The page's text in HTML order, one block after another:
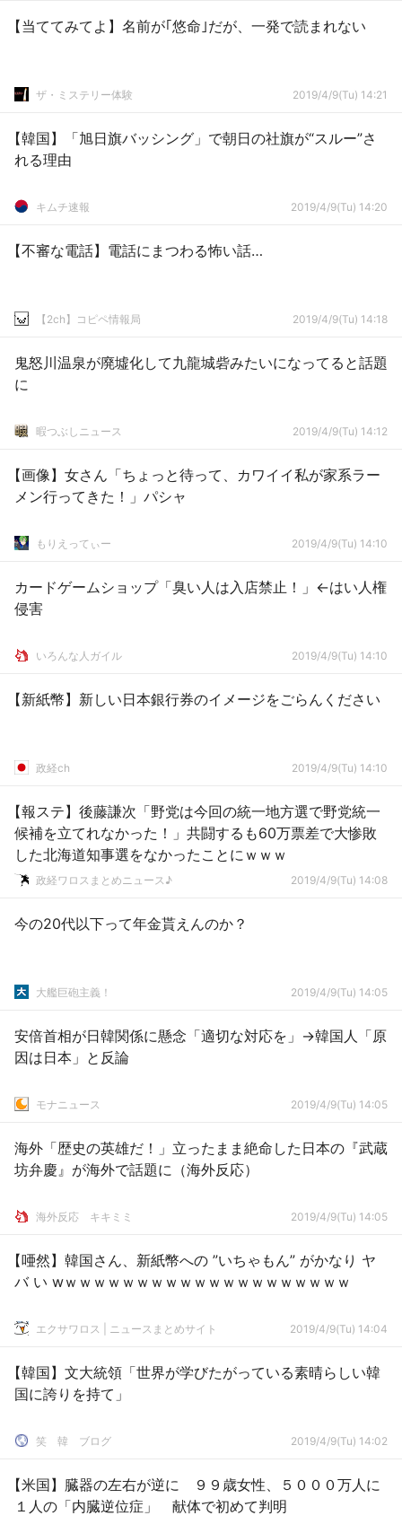
【当ててみてよ】名前が｢悠命｣だが、一発で読まれない
ザ・ミステリー体験 2019/4/9(Tu) 14:21
【韓国】「旭日旗バッシング」で朝日の社旗が“スルー”さ
れる理由
キムチ速報 2019/4/9(Tu) 14:20
【不審な電話】電話にまつわる怖い話…
【2ch】コピペ情報局 2019/4/9(Tu) 14:18
鬼怒川温泉が廃墟化して九龍城砦みたいになってると話題
に
暇つぶしニュース 2019/4/9(Tu) 14:12
【画像】女さん「ちょっと待って、カワイイ私が家系ラー
メン行ってきた！」パシャ
もりえってぃー 2019/4/9(Tu) 14:10
カードゲームショップ「臭い人は入店禁止！」←はい人権
侵害
いろんな人ガイル 2019/4/9(Tu) 14:10
【新紙幣】新しい日本銀行券のイメージをごらんください
政経ch 2019/4/9(Tu) 14:10
【報ステ】後藤謙次「野党は今回の統一地方選で野党統一
候補を立てれなかった！」共闘するも60万票差で大惨敗
した北海道知事選をなかったことにｗｗｗ
政経ワロスまとめニュース♪ 2019/4/9(Tu) 14:08
今の20代以下って年金貰えんのか？
大艦巨砲主義！ 2019/4/9(Tu) 14:05
安倍首相が日韓関係に懸念「適切な対応を」→韓国人「原
因は日本」と反論
モナニュース 2019/4/9(Tu) 14:05
海外「歴史の英雄だ！」立ったまま絶命した日本の『武蔵
坊弁慶』が海外で話題に（海外反応）
­海外反応 キキミミ 2019/4/9(Tu) 14:05
【唖然】韓国さん、新紙幣への ”いちゃもん” がかなり ヤ
バ い wｗｗｗｗｗｗｗｗｗｗｗｗｗｗｗｗｗｗｗｗ
エクサワロス | ニュースまとめサイト 2019/4/9(Tu) 14:04
【韓国】文大統領「世界が学びたがっている素晴らしい韓
国に誇りを持て」
笑 韓 ブログ 2019/4/9(Tu) 14:02
【米国】臓器の左右が逆に ９９歳女性、５０００万人に
１人の「内臓逆位症」 献体で初めて判明